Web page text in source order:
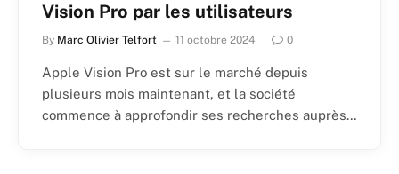
Vision Pro par les utilisateurs
By Marc Olivier Telfort 11 octobre 2024 0
Apple Vision Pro est sur le marché depuis
plusieurs mois maintenant, et la société
commence à approfondir ses recherches auprès…